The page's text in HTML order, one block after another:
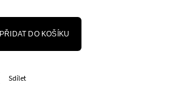
PŘIDAT DO KOŠÍKU
Sdílet